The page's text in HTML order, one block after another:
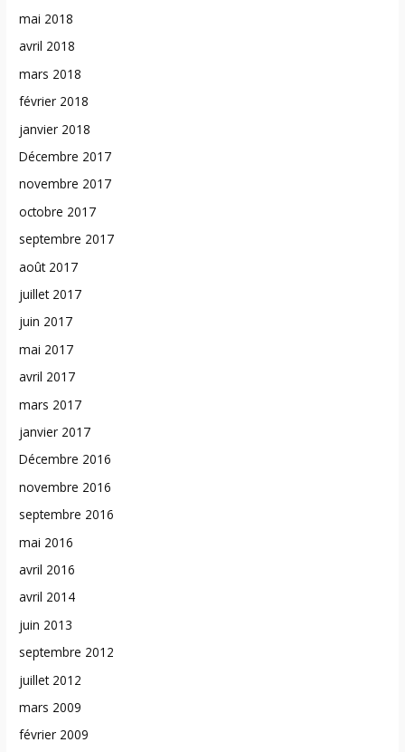
mai 2018
avril 2018
mars 2018
février 2018
janvier 2018
Décembre 2017
novembre 2017
octobre 2017
septembre 2017
août 2017
juillet 2017
juin 2017
mai 2017
avril 2017
mars 2017
janvier 2017
Décembre 2016
novembre 2016
septembre 2016
mai 2016
avril 2016
avril 2014
juin 2013
septembre 2012
juillet 2012
mars 2009
février 2009